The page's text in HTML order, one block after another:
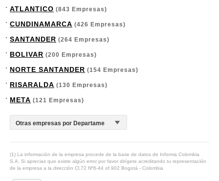
ATLANTICO (843 Empresas)
CUNDINAMARCA (426 Empresas)
SANTANDER (264 Empresas)
BOLIVAR (200 Empresas)
NORTE SANTANDER (154 Empresas)
RISARALDA (130 Empresas)
META (121 Empresas)
(1) La información de la empresa procede de la base de datos de Informa Colombia
S.A. Si aprecias que existe algún error por favor dirígete acreditando tu representación
de la empresa a la dirección Cl.72 Nº6-44 of.902 Bogotá - Colombia